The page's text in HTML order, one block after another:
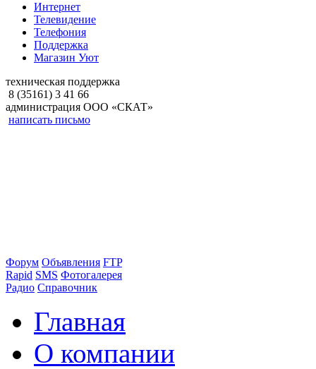
Интернет
Телевидение
Телефония
Поддержка
Магазин Уют
техническая поддержка
8 (35161) 3 41 66
администрация ООО «СКАТ»
написать письмо
Форум Объявления FTP
Rapid SMS Фотогалерея
Радио Справочник
Главная
О компании